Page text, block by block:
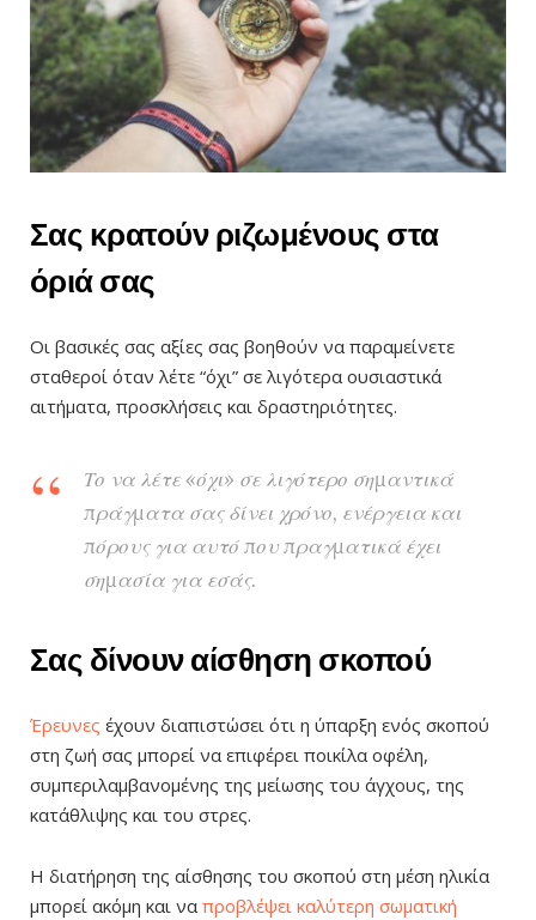
Σας κρατούν ριζωμένους στα
όριά σας
Οι βασικές σας αξίες σας βοηθούν να παραμείνετε
σταθεροί όταν λέτε “όχι” σε λιγότερα ουσιαστικά
αιτήματα, προσκλήσεις και δραστηριότητες.
Το να λέτε «όχι» σε λιγότερο σημαντικά
πράγματα σας δίνει χρόνο, ενέργεια και
πόρους για αυτό που πραγματικά έχει
σημασία για εσάς.
Σας δίνουν αίσθηση σκοπού
Έρευνες έχουν διαπιστώσει ότι η ύπαρξη ενός σκοπού
στη ζωή σας μπορεί να επιφέρει ποικίλα οφέλη,
συμπεριλαμβανομένης της μείωσης του άγχους, της
κατάθλιψης και του στρες.
Η διατήρηση της αίσθησης του σκοπού στη μέση ηλικία
μπορεί ακόμη και να προβλέψει καλύτερη σωματική